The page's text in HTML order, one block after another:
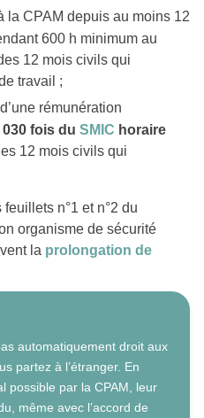
la CPAM depuis au moins 12
600 h minimum au
12 mois civils qui
travail ;
rémunération
030 fois du SMIC horaire
12 mois civils qui
n°1 et n°2 du
organisme de sécurité
la prolongation de
automatiquement droit aux
partez à l’étranger. En
possible par la CPAM, leur
même avec l’accord de